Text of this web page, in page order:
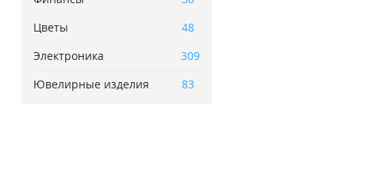
Цветы
48
Электроника
309
Ювелирные изделия
83